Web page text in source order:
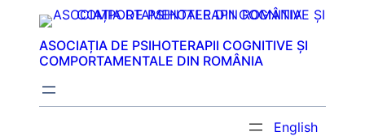
conținut
ASOCIAȚIA DE PSIHOTERAPII COGNITIVE ȘI
COMPORTAMENTALE DIN ROMÂNIA
English